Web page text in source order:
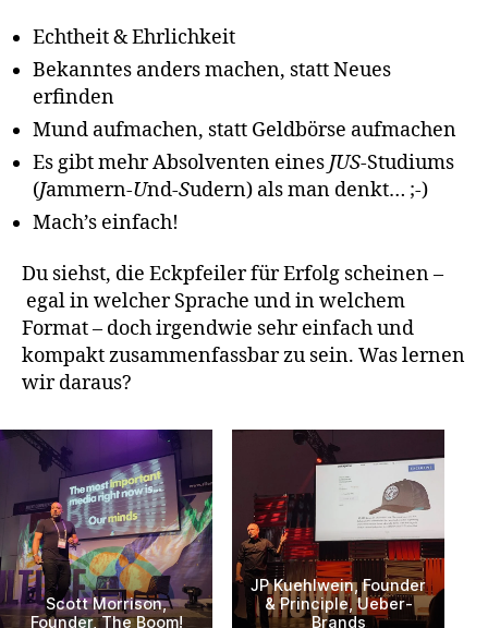
Echtheit & Ehrlichkeit
Bekanntes anders machen, statt Neues
erfinden
Mund aufmachen, statt Geldbörse aufmachen
Es gibt mehr Absolventen eines JUS-Studiums
(Jammern-Und-Sudern) als man denkt… ;-)
Mach’s einfach!
Du siehst, die Eckpfeiler für Erfolg scheinen –
egal in welcher Sprache und in welchem
Format – doch irgendwie sehr einfach und
kompakt zusammenfassbar zu sein. Was lernen
wir daraus?
Scott Morrison,
Founder, The Boom!
JP Kuehlwein, Founder
& Principle, Ueber-
Brands